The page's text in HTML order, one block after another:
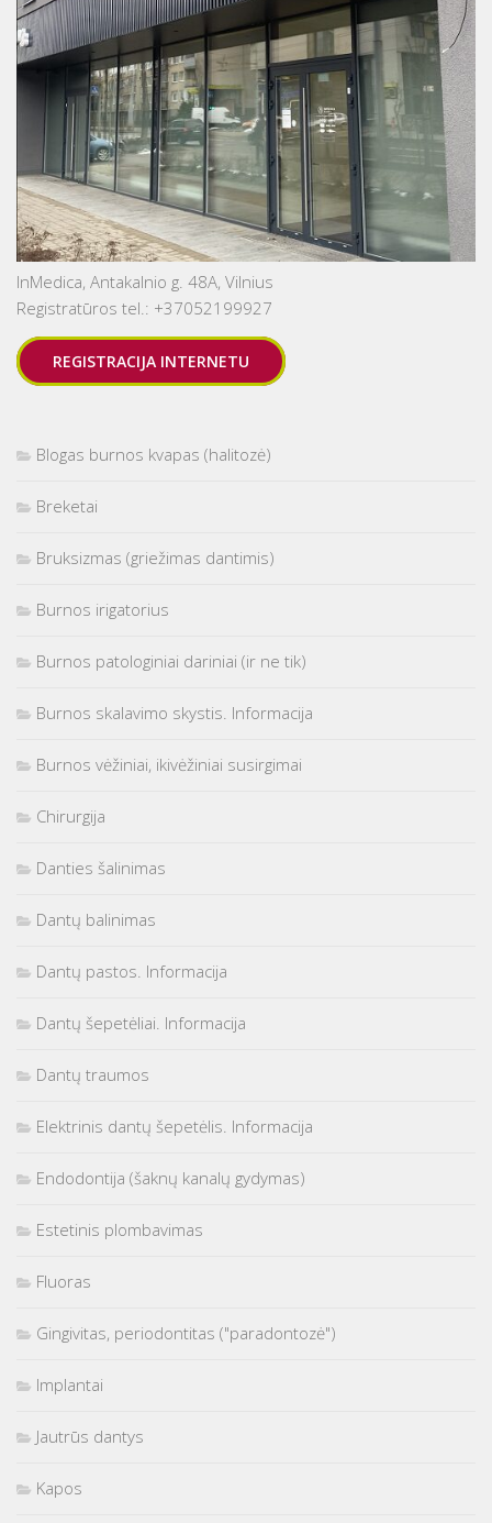
InMedica, Antakalnio g. 48A, Vilnius
Registratūros tel.: +37052199927
REGISTRACIJA INTERNETU
Blogas burnos kvapas (halitozė)
Breketai
Bruksizmas (griežimas dantimis)
Burnos irigatorius
Burnos patologiniai dariniai (ir ne tik)
Burnos skalavimo skystis. Informacija
Burnos vėžiniai, ikivėžiniai susirgimai
Chirurgija
Danties šalinimas
Dantų balinimas
Dantų pastos. Informacija
Dantų šepetėliai. Informacija
Dantų traumos
Elektrinis dantų šepetėlis. Informacija
Endodontija (šaknų kanalų gydymas)
Estetinis plombavimas
Fluoras
Gingivitas, periodontitas ("paradontozė")
Implantai
Jautrūs dantys
Kapos